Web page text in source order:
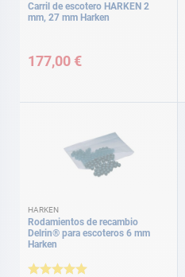
Carril de escotero HARKEN 2
mm, 27 mm Harken
177,00 €
HARKEN
Rodamientos de recambio
Delrin® para escoteros 6 mm
Harken